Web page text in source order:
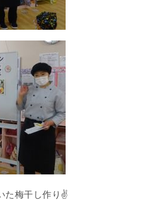
た梅干し作り✌